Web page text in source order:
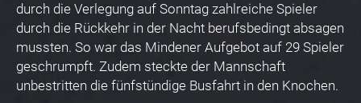
durch die Verlegung auf Sonntag zahlreiche Spieler
durch die Rückkehr in der Nacht berufsbedingt absagen
mussten. So war das Mindener Aufgebot auf 29 Spieler
geschrumpft. Zudem steckte der Mannschaft
unbestritten die fünfstündige Busfahrt in den Knochen.